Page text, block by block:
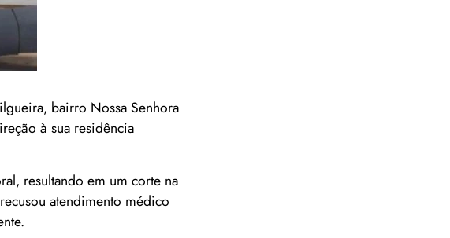
bairro Nossa Senhora
à sua residência
resultando em um corte na
atendimento médico